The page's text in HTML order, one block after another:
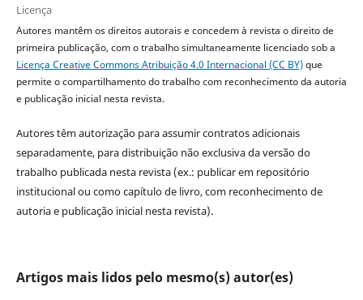
Licença
Autores mantêm os direitos autorais e concedem à revista o direito de
primeira publicação, com o trabalho simultaneamente licenciado sob a
Licença Creative Commons Atribuição 4.0 Internacional (CC BY)que
permite o compartilhamento do trabalho com reconhecimento da autoria
e publicação inicial nesta revista.
Autores têm autorização para assumir contratos adicionais
separadamente, para distribuição não exclusiva da versão do
trabalho publicada nesta revista (ex.: publicar em repositório
institucional ou como capítulo de livro, com reconhecimento de
autoria e publicação inicial nesta revista).
Artigos mais lidos pelo mesmo(s) autor(es)